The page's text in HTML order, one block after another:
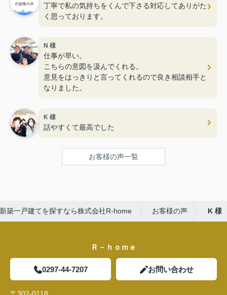
丁寧で私の気持ちをくんで下さる対応してありがた
く思っております。
N 様
仕事が早い。
こちらの意図を汲んでくれる。
意見をはっきりと言ってくれるので良き相談相手と
なりました。
K 様
話やすくて最高でした
お客様の声一覧
築一戸建てを探すなら株式会社R-home お客様の声 K 様
Ｒ－ｈｏｍｅ
0297-44-7207 お問い合わせ